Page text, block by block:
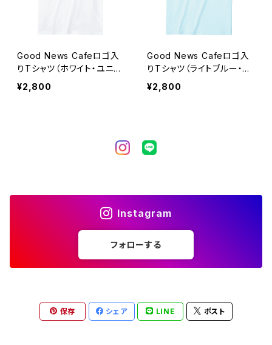
Good News Cafeロゴ入
りTシャツ（ホワイト・ユニセ
ックス）
¥2,800
Good News Cafeロゴ入
りTシャツ（ライトブルー・ユ
ニセックス）
¥2,800
Instagram
フォローする
保存 シェア LINE ポスト